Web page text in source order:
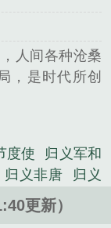
人间各种沧桑
，是时代所创
穿越类小说。
度使
归义军和
归义非唐
归义
王国 归义镇
好玩的地方
更新）